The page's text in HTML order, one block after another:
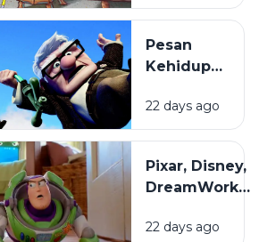
hingga
Mudah
Diingat?
Pesan
Kehidupan
Film
Animasi
Sering
Terlewat
22 days ago
Pixar, Disney,
DreamWorks,
Ghibli: Apa
22 days ago